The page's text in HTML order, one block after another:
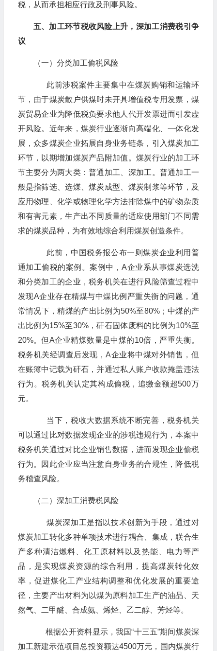
税，从而承担相应行政及刑事风险。
五、加工环节税收风险上升，深加工消费税引争
议
（一）分类加工偷税风险
此前涉税案件主要集中在煤炭购销和运输环
节，由于煤炭散户供煤时未开具增值税专用发票，煤
炭贸易企业为降低税负要求他人代开发票进而引发虚
开风险。近年来，煤炭行业逐渐向高端化、一体化发
展，众多煤炭企业拓展自身业务链条，引入煤炭加工
环节，以期增加煤炭产品附加值。煤炭行业的加工环
节主要分为两大类：普通加工、深加工。普通加工一
般是指筛选、选煤、煤炭成型、煤炭制浆等环节，及
应用物理、化学或物理化学方法排除煤中的矿物杂质
和有害元素，生产出不同质量的适应使用部门不同需
求的煤炭品种，为有效地综合利用煤炭创造条件。
此前，中国税务报公布一则煤炭企业利用普
通加工偷税的案例。案例中，A企业系从事煤炭选洗
和分类加工的企业，税务机关在进行风险筛查过程中
发现A企业存在精煤与中煤比例严重失衡的问题，通
常情况下，精煤的产出比例为50%至80%；中煤的产
出比例为15%至30%，矸石固体废料的比例为10%至
20%。但A企业精煤数量是中煤的10倍，严重失衡。
税务机关经调查后发现，A企业将中煤对外销售，但
在账簿中记载为矸石，并通过私人账户收款掩盖违法
行为。税务机关认定其构成偷税，追缴金额超500万
元。
当下，税收大数据系统不断完善，税务机关
可以通过比对数据发现企业的涉税违规行为，本案中
税务机关通过对比企业销售数据，进而发现企业偷税
行为。因此企业应当注意自身业务的合规性，降低税
务稽查风险。
（二）深加工消费税风险
煤炭深加工是指以技术创新为手段，通过对
煤炭加工转化多种单项技术进行耦合、集成，联合生
产多种清洁燃料、化工原材料以及热能、电力等产
品，是实现煤炭资源的综合利用，提高煤炭转化效
率，促进煤化工产业结构调整和优化发展的重要途
径，主要产出材料为以煤为原料加工生产的油品、天
然气、二甲醚、合成氨、烯烃、乙二醇、芳烃等。
根据公开资料显示，我国“十三五”期间煤炭深
加工新建示范项目总投资额达4500万元，国内煤炭行